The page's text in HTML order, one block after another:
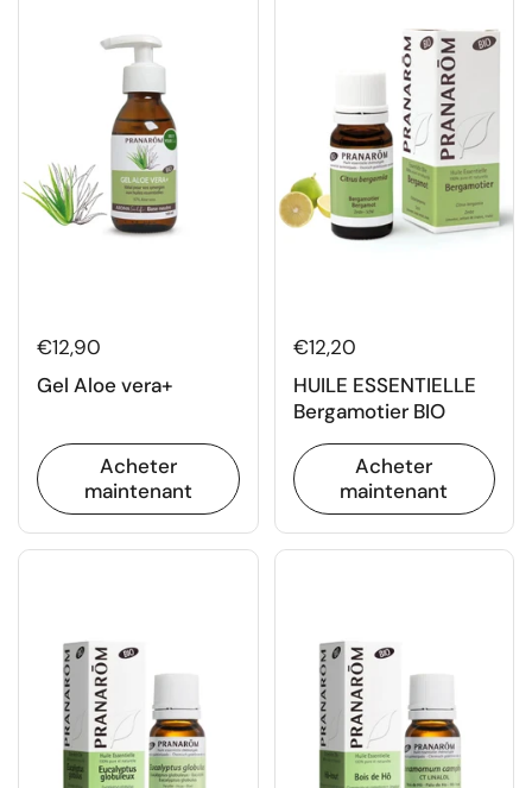
€12,90
Gel Aloe vera+
Acheter
maintenant
€12,20
HUILE ESSENTIELLE
Bergamotier BIO
Acheter
maintenant